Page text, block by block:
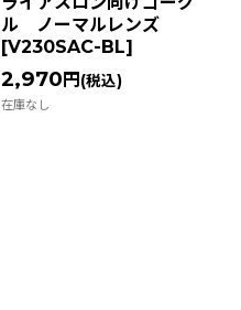
ル ノーマルレンズ
[V230SAC-BL]
2,970 円 (税込)
在庫なし